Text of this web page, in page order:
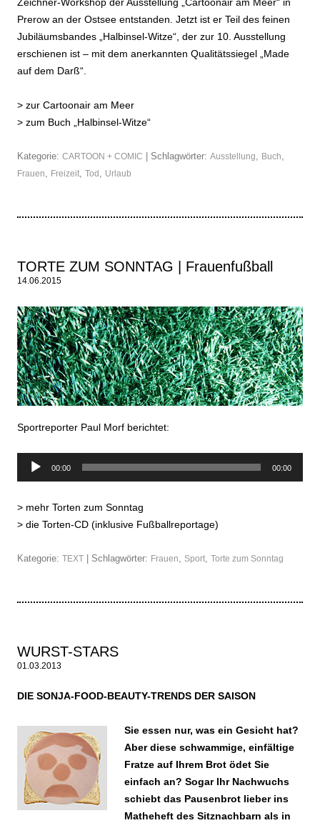
Zeichner-Workshop der Ausstellung „Cartoonair am Meer“ in
Prerow an der Ostsee entstanden. Jetzt ist er Teil des feinen
Jubiläumsbandes „Halbinsel-Witze“, der zur 10. Ausstellung
erschienen ist – mit dem anerkannten Qualitätssiegel „Made
auf dem Darß“.
> zur Cartoonair am Meer
> zum Buch „Halbinsel-Witze“
Kategorie: CARTOON + COMIC | Schlagwörter: Ausstellung, Buch,
Frauen, Freizeit, Tod , Urlaub
TORTE ZUM SONNTAG | Frauenfußball
14.06.2015
Sportreporter Paul Morf berichtet:
Audio-
00:00 00:00
> mehr Torten zum Sonntag
> die Torten-CD (inklusive Fußballreportage)
Kategorie: TEXT | Schlagwörter: Frauen, Sport, Torte zum Sonntag
WURST-STARS
01.03.2013
DIE SONJA-FOOD-BEAUTY-TRENDS DER SAISON
Sie essen nur, was ein Gesicht hat?
Aber diese schwammige, einfältige
Fratze auf Ihrem Brot ödet Sie
einfach an? Sogar Ihr Nachwuchs
schiebt das Pausenbrot lieber ins
Matheheft des Sitznachbarn als in